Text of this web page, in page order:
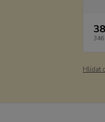
346
Hlídat